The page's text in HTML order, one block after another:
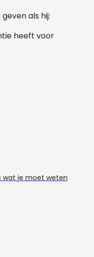
als hij:
heeft voor
wat je moet weten